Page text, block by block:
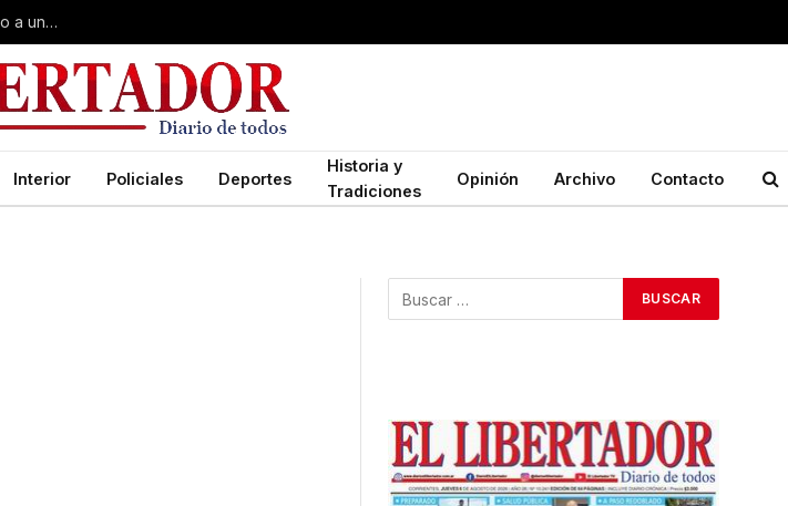
Curuzú Cuatiá: detuvieron a un séptimo implicado en el violento robo a una anciana
Interior Policiales Deportes
Historia y
Tradiciones
Opinión Archivo Contacto